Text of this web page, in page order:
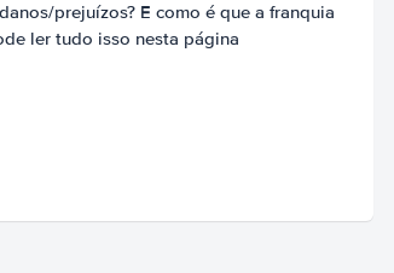
prejuízos? E como é que a franquia
ler tudo isso nesta página